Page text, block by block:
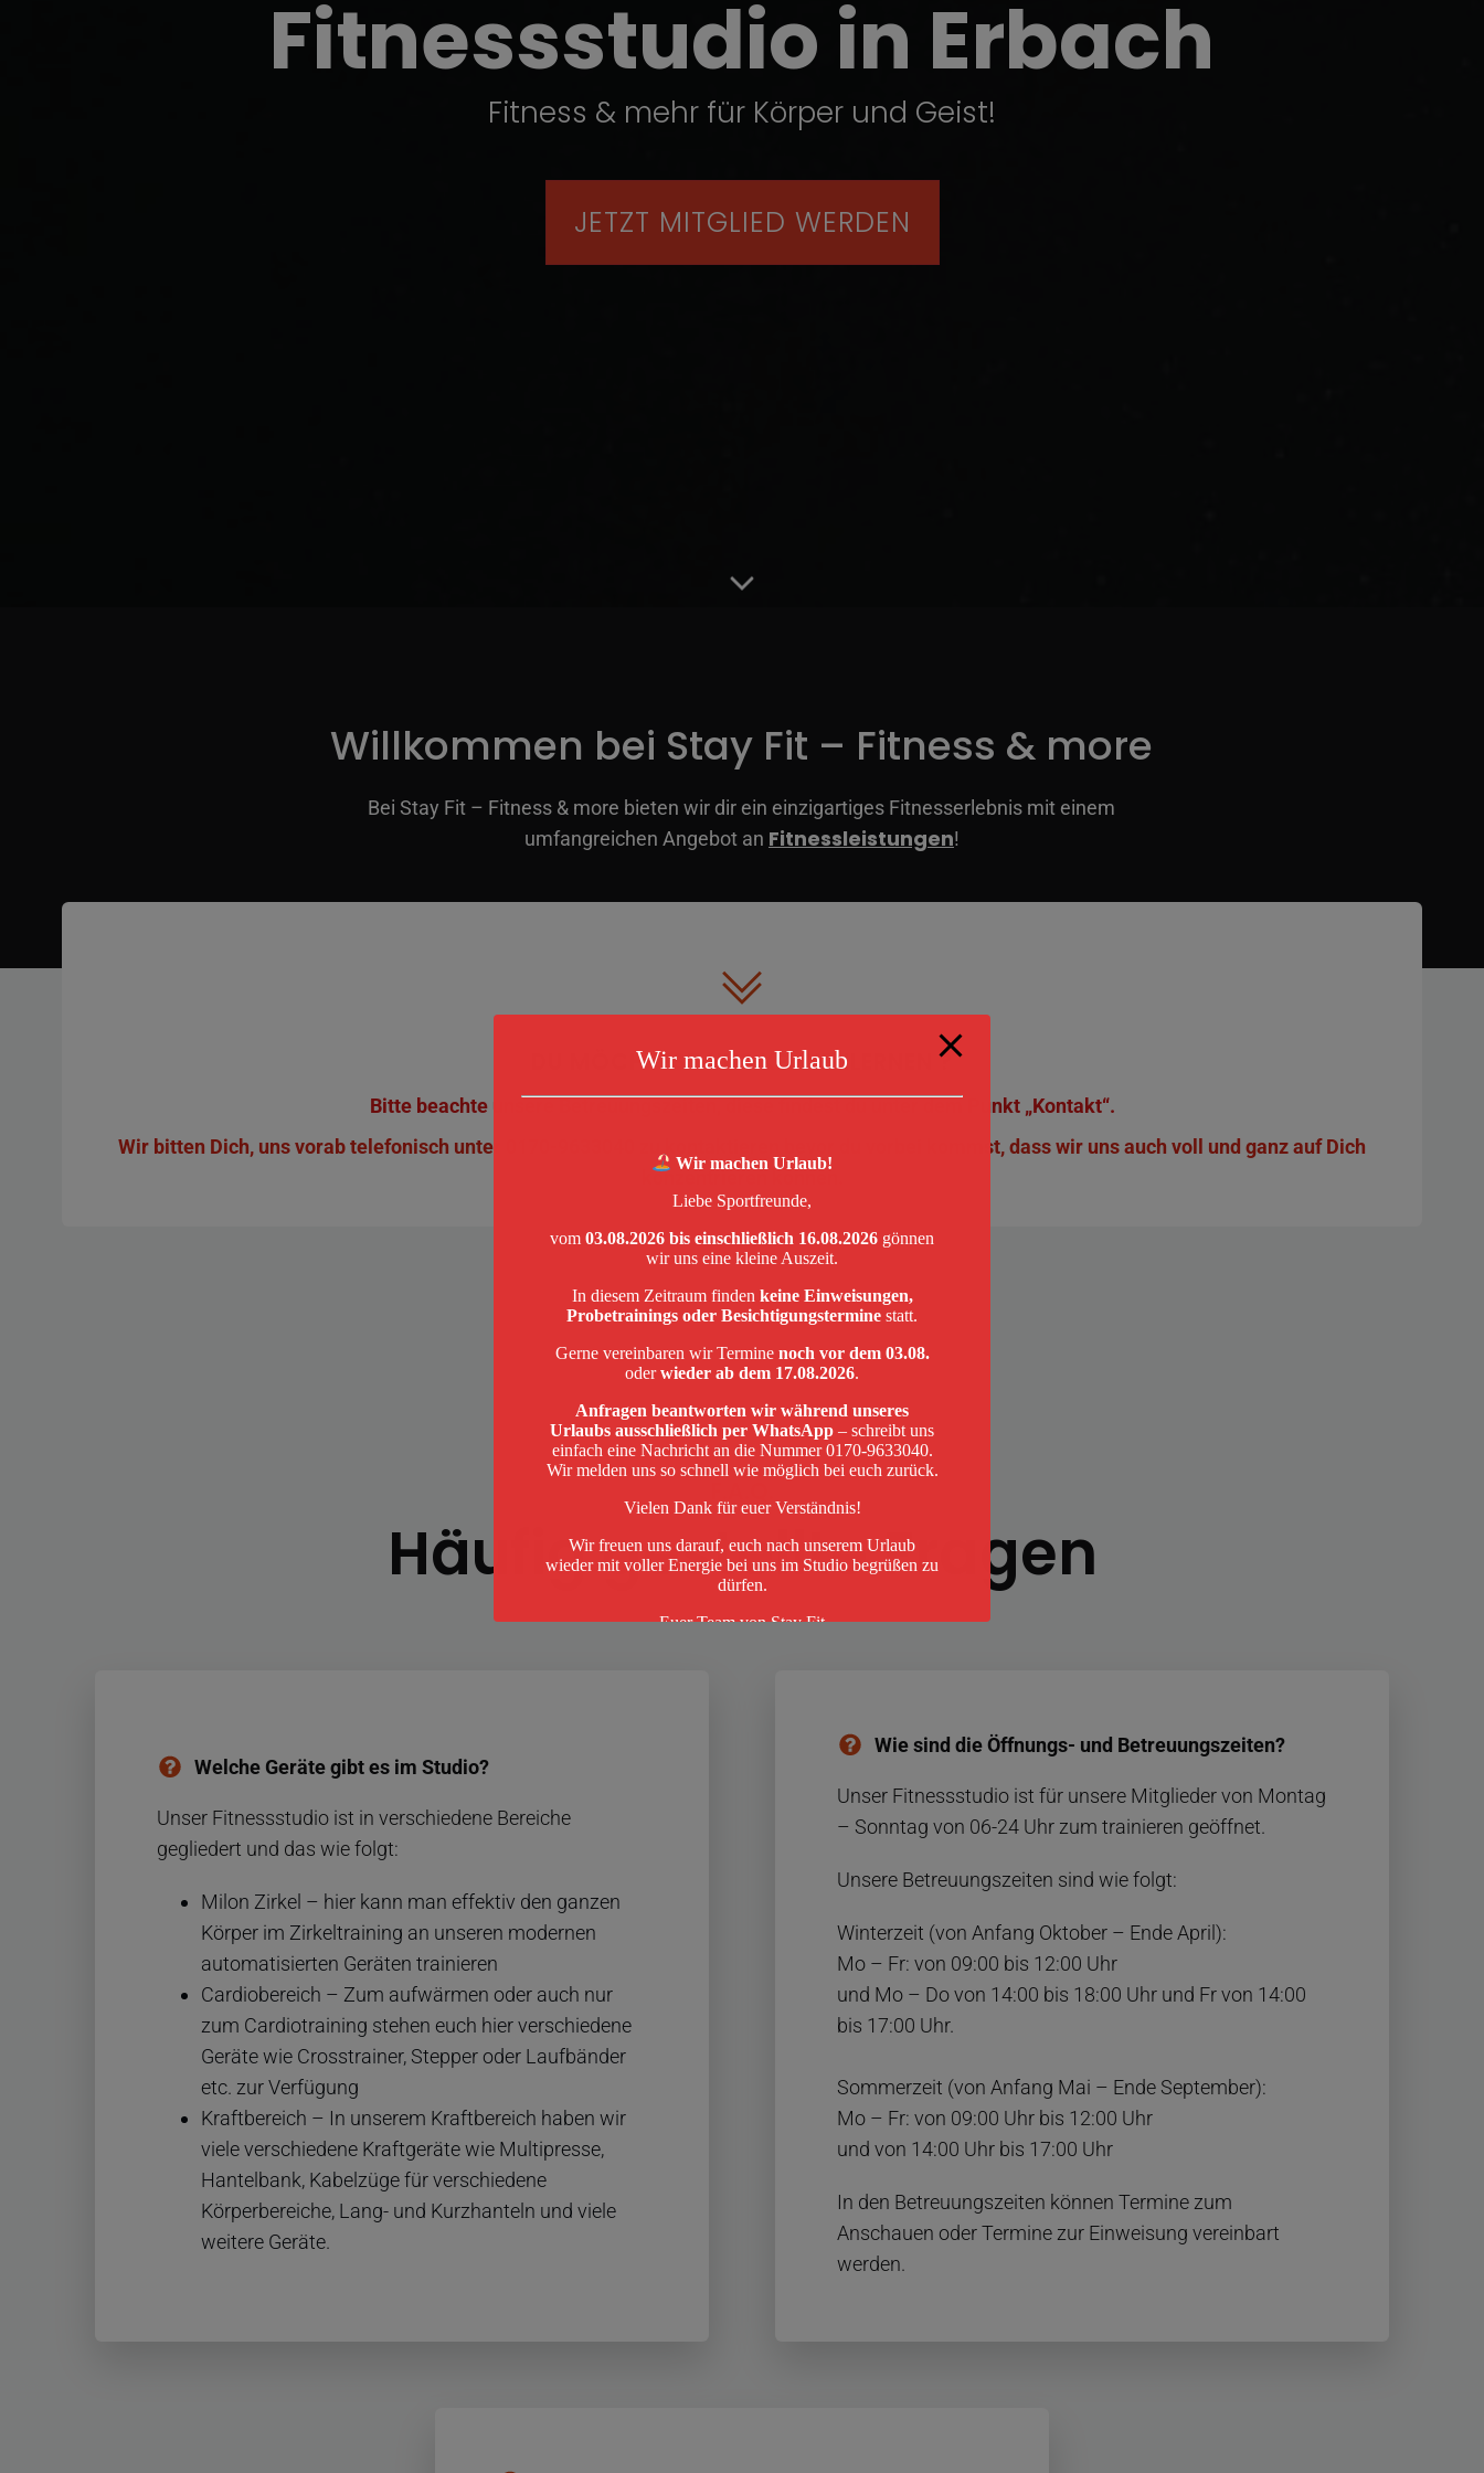
Fitnessstudio in Erbach
Fitness & mehr für Körper und Geist!
JETZT MITGLIED WERDEN
Willkommen bei Stay Fit – Fitness & more
Bei Stay Fit – Fitness & more bieten wir dir ein einzigartiges Fitnesserlebnis mit einem
umfangreichen Angebot an Fitnessleistungen!
DU MÖCHTEST UNS KENNENLERNEN ?
Bitte beachte unsere Betreuungszeiten, diese findest du unter dem Punkt „Kontakt“.
Wir bitten Dich, uns vorab telefonisch unter 0170-9633040 zu kontaktieren bevor du vorbei kommst, dass wir uns auch voll und ganz auf Dich
konzentrieren können.
Häufig gestellte Fragen
Welche Geräte gibt es im Studio?
Unser Fitnessstudio ist in verschiedene Bereiche
gegliedert und das wie folgt:
Milon Zirkel – hier kann man effektiv den ganzen
Körper im Zirkeltraining an unseren modernen
automatisierten Geräten trainieren
Cardiobereich – Zum aufwärmen oder auch nur
zum Cardiotraining stehen euch hier verschiedene
Geräte wie Crosstrainer, Stepper oder Laufbänder
etc. zur Verfügung
Kraftbereich – In unserem Kraftbereich haben wir
viele verschiedene Kraftgeräte wie Multipresse,
Hantelbank, Kabelzüge für verschiedene
Körperbereiche, Lang- und Kurzhanteln und viele
weitere Geräte.
Wie sind die Öffnungs- und Betreuungszeiten?
Unser Fitnessstudio ist für unsere Mitglieder von Montag
– Sonntag von 06-24 Uhr zum trainieren geöffnet.
Unsere Betreuungszeiten sind wie folgt:
Winterzeit (von Anfang Oktober – Ende April):
Mo – Fr: von 09:00 bis 12:00 Uhr
und Mo – Do von 14:00 bis 18:00 Uhr und Fr von 14:00
bis 17:00 Uhr.
Sommerzeit (von Anfang Mai – Ende September):
Mo – Fr: von 09:00 Uhr bis 12:00 Uhr
und von 14:00 Uhr bis 17:00 Uhr
In den Betreuungszeiten können Termine zum
Anschauen oder Termine zur Einweisung vereinbart
werden.
Wir machen Urlaub
Wir machen Urlaub!
Liebe Sportfreunde,
vom 03.08.2026 bis einschließlich 16.08.2026 gönnen
wir uns eine kleine Auszeit.
In diesem Zeitraum finden keine Einweisungen,
Probetrainings oder Besichtigungstermine statt.
Gerne vereinbaren wir Termine noch vor dem 03.08.
oderwieder ab dem 17.08.2026.
Anfragen beantworten wir während unseres
Urlaubs ausschließlich per WhatsApp – schreibt uns
einfach eine Nachricht an die Nummer 0170-9633040.
Wir melden uns so schnell wie möglich bei euch zurück.
Vielen Dank für euer Verständnis!
Wir freuen uns darauf, euch nach unserem Urlaub
wieder mit voller Energie bei uns im Studio begrüßen zu
dürfen.
Euer Team von Stay Fit